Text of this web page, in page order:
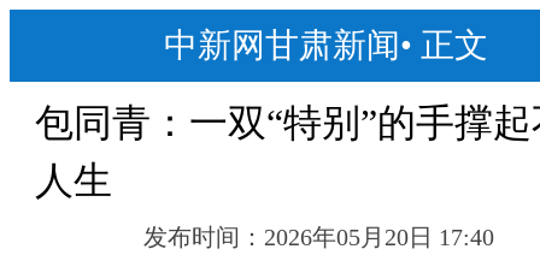
中新网甘肃新闻• 正文
包同青：一双“特别”的手撑
人生
发布时间： 2026年05月20日 17:40